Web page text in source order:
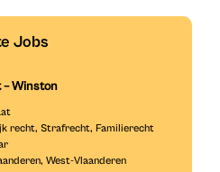
Jobs
– Winston
recht Strafrecht Familierecht
West-Vlaanderen